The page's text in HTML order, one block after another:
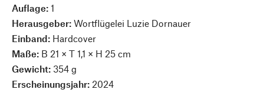
Auflage: 1
Herausgeber: Wortflügelei Luzie Dornauer
Einband: Hardcover
Maße: B 21 × T 1,1 × H 25 cm
Gewicht: 354 g
Erscheinungsjahr: 2024